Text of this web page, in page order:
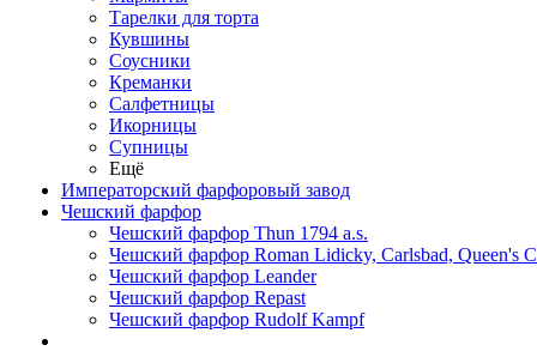
Тарелки для торта
Кувшины
Соусники
Креманки
Салфетницы
Икорницы
Супницы
Ещё
Императорский фарфоровый завод
Чешский фарфор
Чешский фарфор Thun 1794 a.s.
Чешский фарфор Roman Lidicky, Carlsbad, Queen's
Чешский фарфор Leander
Чешский фарфор Repast
Чешский фарфор Rudolf Kampf